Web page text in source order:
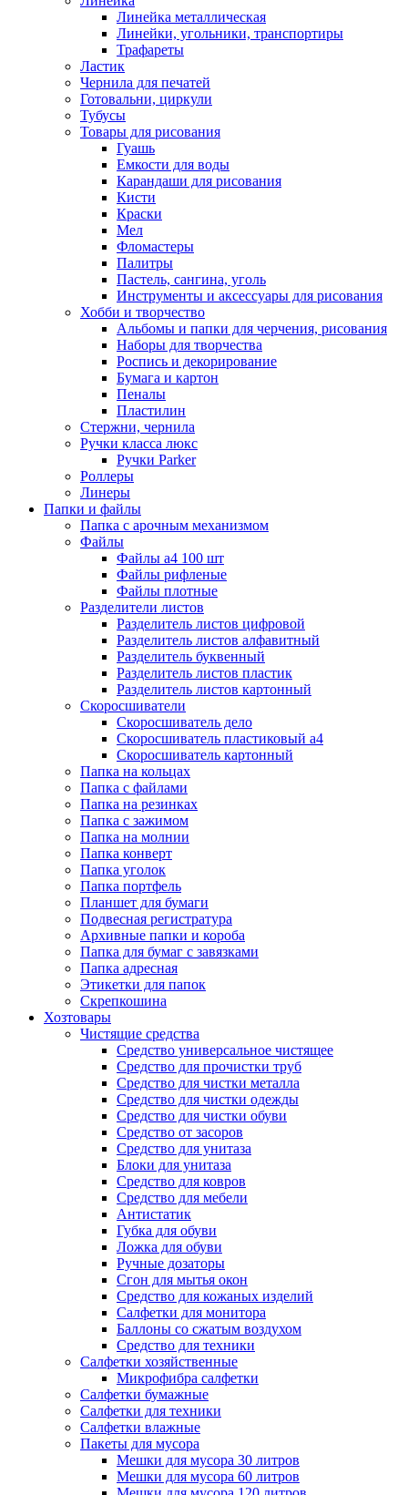
Линейка металлическая
Линейки, угольники, транспортиры
Трафареты
Ластик
Чернила для печатей
Готовальни, циркули
Тубусы
Товары для рисования
Гуашь
Емкости для воды
Карандаши для рисования
Кисти
Краски
Мел
Фломастеры
Палитры
Пастель, сангина, уголь
Инструменты и аксессуары для рисования
Хобби и творчество
Альбомы и папки для черчения, рисования
Наборы для творчества
Роспись и декорирование
Бумага и картон
Пеналы
Пластилин
Стержни, чернила
Ручки класса люкс
Ручки Parker
Роллеры
Линеры
Папки и файлы
Папка с арочным механизмом
Файлы
Файлы а4 100 шт
Файлы рифленые
Файлы плотные
Разделители листов
Разделитель листов цифровой
Разделитель листов алфавитный
Разделитель буквенный
Разделитель листов пластик
Разделитель листов картонный
Скоросшиватели
Скоросшиватель дело
Скоросшиватель пластиковый а4
Скоросшиватель картонный
Папка на кольцах
Папка с файлами
Папка на резинках
Папка с зажимом
Папка на молнии
Папка конверт
Папка уголок
Папка портфель
Планшет для бумаги
Подвесная регистратура
Архивные папки и короба
Папка для бумаг с завязками
Папка адресная
Этикетки для папок
Скрепкошина
Хозтовары
Чистящие средства
Средство универсальное чистящее
Средство для прочистки труб
Средство для чистки металла
Средство для чистки одежды
Средство для чистки обуви
Средство от засоров
Средство для унитаза
Блоки для унитаза
Средство для ковров
Средство для мебели
Антистатик
Губка для обуви
Ложка для обуви
Ручные дозаторы
Сгон для мытья окон
Средство для кожаных изделий
Салфетки для монитора
Баллоны со сжатым воздухом
Средство для техники
Салфетки хозяйственные
Микрофибра салфетки
Салфетки бумажные
Салфетки для техники
Салфетки влажные
Пакеты для мусора
Мешки для мусора 30 литров
Мешки для мусора 60 литров